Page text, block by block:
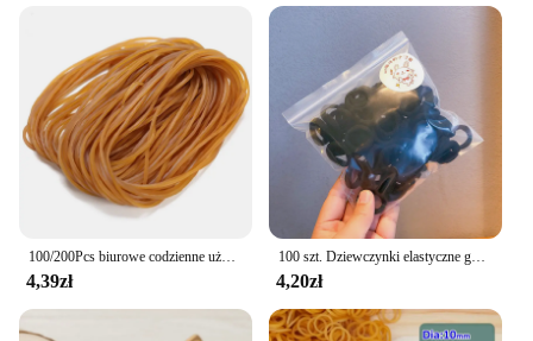
4,39zł
100 szt. Dziewczynki elastyczne gumki dzieci urocze małe opaski Scrunchies gumki do włosów akcesoria linowe kobiet kucyk uchwyt na prezenty
4,20zł